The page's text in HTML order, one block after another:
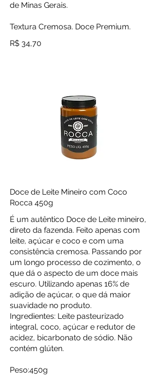
de Minas Gerais.
Textura Cremosa. Doce Premium.
R$ 34,70
Doce de Leite Mineiro com Coco
Rocca 450g
É um autêntico Doce de Leite mineiro,
direto da fazenda. Feito apenas com
leite, açúcar e coco e com uma
consistência cremosa. Passando por
um longo processo de cozimento, o
que dá o aspecto de um doce mais
escuro. Utilizando apenas 16% de
adição de açúcar, o que dá maior
suavidade no produto.
Ingredientes: Leite pasteurizado
integral, coco, açúcar e redutor de
acidez, bicarbonato de sódio. Não
contém glúten.
Peso:450g